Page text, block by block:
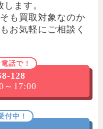
ます。
も買取対象なのか
お気軽にご相談く
話で！
128
～17:00
付中！